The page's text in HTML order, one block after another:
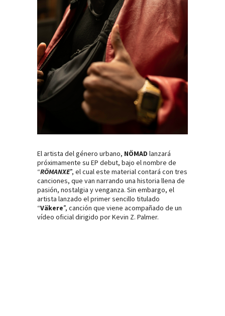
El artista del género urbano, NÖMAD lanzará
próximamente su EP debut, bajo el nombre de
“RÖMANXE”, el cual este material contará con tres
canciones, que van narrando una historia llena de
pasión, nostalgia y venganza. Sin embargo, el
artista lanzado el primer sencillo titulado
“Väkere”, canción que viene acompañado de un
vídeo oficial dirigido por Kevin Z. Palmer.